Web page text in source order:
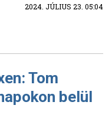
2024. JÚLIUS 23. 05:04
Tom
belül